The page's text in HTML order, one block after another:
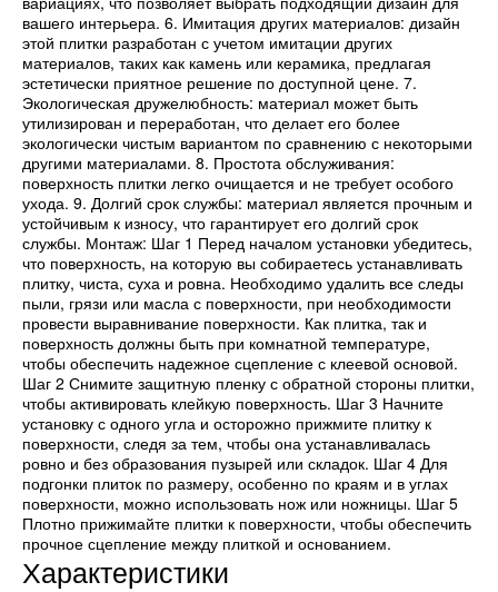
вашего интерьера. 6. Имитация других материалов: дизайн
этой плитки разработан с учетом имитации других
материалов, таких как камень или керамика, предлагая
эстетически приятное решение по доступной цене. 7.
Экологическая дружелюбность: материал может быть
утилизирован и переработан, что делает его более
экологически чистым вариантом по сравнению с некоторыми
другими материалами. 8. Простота обслуживания:
поверхность плитки легко очищается и не требует особого
ухода. 9. Долгий срок службы: материал является прочным и
устойчивым к износу, что гарантирует его долгий срок
службы. Монтаж: Шаг 1 Перед началом установки убедитесь,
что поверхность, на которую вы собираетесь устанавливать
плитку, чиста, суха и ровна. Необходимо удалить все следы
пыли, грязи или масла с поверхности, при необходимости
провести выравнивание поверхности. Как плитка, так и
поверхность должны быть при комнатной температуре,
чтобы обеспечить надежное сцепление с клеевой основой.
Шаг 2 Снимите защитную пленку с обратной стороны плитки,
чтобы активировать клейкую поверхность. Шаг 3 Начните
установку с одного угла и осторожно прижмите плитку к
поверхности, следя за тем, чтобы она устанавливалась
ровно и без образования пузырей или складок. Шаг 4 Для
подгонки плиток по размеру, особенно по краям и в углах
поверхности, можно использовать нож или ножницы. Шаг 5
Плотно прижимайте плитки к поверхности, чтобы обеспечить
прочное сцепление между плиткой и основанием.
Характеристики